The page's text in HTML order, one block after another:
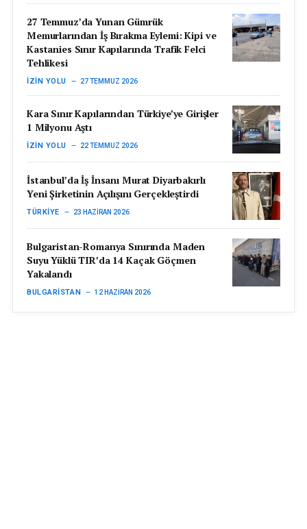
27 Temmuz’da Yunan Gümrük
Memurlarından İş Bırakma Eylemi: Kipi ve
Kastanies Sınır Kapılarında Trafik Felci
Tehlikesi
İZIN YOLU 27 TEMMUZ 2026
Kara Sınır Kapılarından Türkiye’ye Girişler
1 Milyonu Aştı
İZIN YOLU 22 TEMMUZ 2026
İstanbul’da İş İnsanı Murat Diyarbakırlı
Yeni Şirketinin Açılışını Gerçekleştirdi
TÜRKIYE 23 HAZIRAN 2026
Bulgaristan-Romanya Sınırında Maden
Suyu Yüklü TIR’da 14 Kaçak Göçmen
Yakalandı
BULGARISTAN 12 HAZIRAN 2026